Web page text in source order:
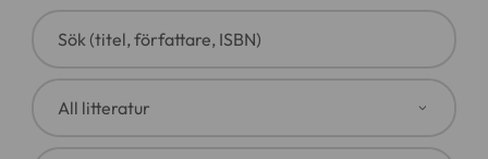
Sök (titel, författare, ISBN)